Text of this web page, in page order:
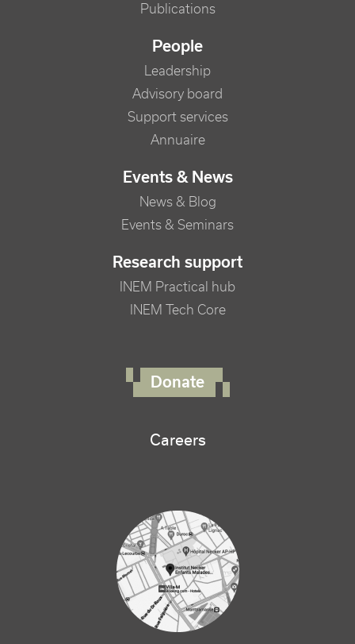
Publications
People
Leadership
Advisory board
Support services
Annuaire
Events & News
News & Blog
Events & Seminars
Research support
INEM Practical hub
INEM Tech Core
Donate
Careers